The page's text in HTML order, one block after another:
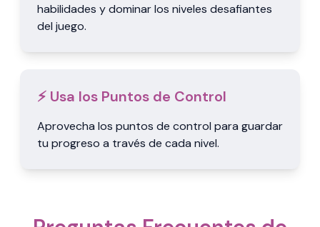
habilidades y dominar los niveles desafiantes
del juego.
⚡ Usa los Puntos de Control
Aprovecha los puntos de control para guardar
tu progreso a través de cada nivel.